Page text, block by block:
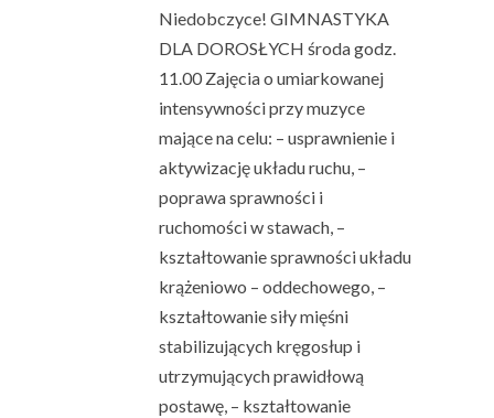
Niedobczyce! GIMNASTYKA
DLA DOROSŁYCH środa godz.
11.00 Zajęcia o umiarkowanej
intensywności przy muzyce
mające na celu: – usprawnienie i
aktywizację układu ruchu, –
poprawa sprawności i
ruchomości w stawach, –
kształtowanie sprawności układu
krążeniowo – oddechowego, –
kształtowanie siły mięśni
stabilizujących kręgosłup i
utrzymujących prawidłową
postawę, – kształtowanie